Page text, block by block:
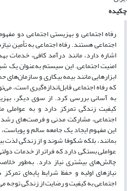
چکیده
رفاه اجتماعی و بهزیستی اجتماعی دو
اجتماعی هستند. رفاه اجتماعی به تأمین
اشاره دارد، مانند درآمد کافی، خدمات
امنیت اجتماعی. این سیستم به‌عنوان یک
ابزارهایی مانند بیمه بیکاری و سازمان‌های
که رفاه اجتماعی قابل‌اندازه‌گیری است،
به آسانی بررسی کرد. از سوی دیگر،
کیفیت زندگی تمرکز دارد و به عواملی
اجتماعی، مشارکت مدنی و فرصت‌های
این مفهوم ایجاد یک جامعه سالم و پویاست،
بمانند، بلکه شکوفا شوند و از زندگی لذت
عواملی بستگی دارد که فراتر از خدمات
چالش‌های بیشتری نیاز دارد. به‌طور
نیازهای اولیه و حفظ شرایط پایه‌ای
اجتماعی به کیفیت و رضایت از زندگی توجه